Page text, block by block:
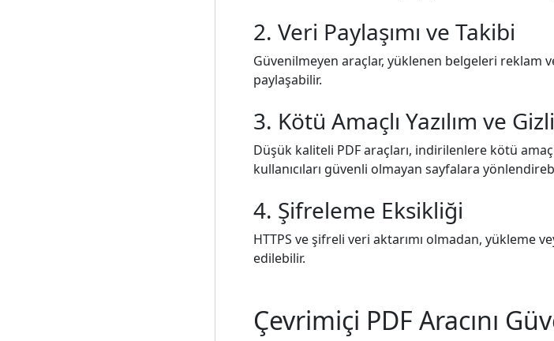
2. Veri Paylaşımı ve Takibi
Güvenilmeyen araçlar, yüklenen belgeleri reklam
paylaşabilir.
3. Kötü Amaçlı Yazılım ve
Düşük kaliteli PDF araçları, indirilenlere kötü
kullanıcıları güvenli olmayan sayfalara
4. Şifreleme Eksikliği
HTTPS ve şifreli veri aktarımı olmadan, yükleme
edilebilir.
Çevrimiçi PDF Aracını